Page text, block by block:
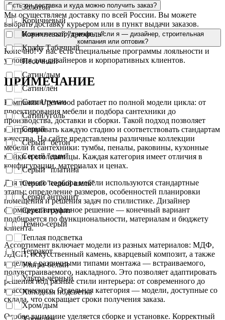
Золотой
Коричневый
Коричневый "трюфель"
Крафт Табачный
Песочный
Сатин/дым
Сатин/лён
Сатин/туман
Сатин/уголь
Серый
Серый "бетон"
Серый "дым"
Серый "платина"
Серый "серый шелк"
Серый антрацит
Серый графит
Темно-серый
Теплая подсветка
Терракот
Ультра-белый
Ультра-чёрный
Холодная подсветка
Хром/дым
Есть ли доставка и куда можно получить заказ?
Мы осуществляем доставку по всей России. Вы можете
выбрать доставку курьером или в пункт выдачи заказов.
Можно ли сотрудничать, если я — дизайнер, строительная
компания или оптовик?
Конечно! У нас есть специальные программы лояльности и
условия для дизайнеров и корпоративных клиентов.
ПРИМЕЧАНИЕ
Компания Uperwood работает по полной модели цикла: от
проектирования мебели и подбора сантехники до
производства, доставки и сборки. Такой подход позволяет
контролировать каждую стадию и соответствовать стандартам
качества. На сайте представлены различные коллекции
мебели и сантехники: тумбы, пеналы, раковины, кухонные
мойки и столешницы. Каждая категория имеет отличия в
конфигурации, материалах и ценах.
Для точного подбора мебели используются стандартные
этапы: определение размеров, особенностей планировки
помещения и решения задач по стилистике. Дизайнер
формирует визуальное решение — конечный вариант
подбирается по функциональности, материалам и бюджету
клиента.
Ассортимент включает модели из разных материалов: МДФ,
ЛДСП, искусственный камень, кварцевый композит, а также
изделия с различными типами монтажа — встраиваемого,
полувстраиваемого, накладного. Это позволяет адаптировать
решения под разные стили интерьера: от современного до
классического. Отдельная категория — модели, доступные со
склада, что сокращает сроки получения заказа.
Особое внимание уделяется сборке и установке. Корректный